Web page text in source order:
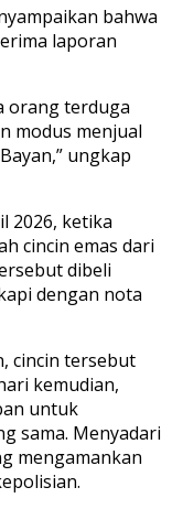
bahwa
laporan
orang terduga
modus menjual
ungkap
2026, ketika
cincin emas dari
dibeli
dengan nota
cincin tersebut
kemudian,
untuk
sama. Menyadari
mengamankan